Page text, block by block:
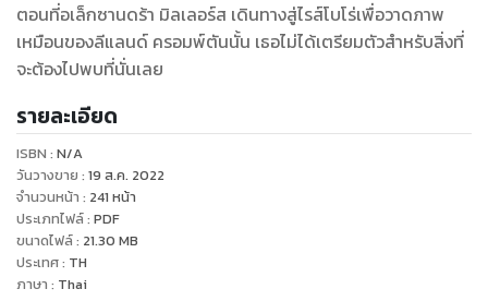
ตอนที่อเล็กซานดร้า มิลเลอร์ส เดินทางสู่ไรส์โบโร่เพื่อวาดภาพ
เหมือนของลีแลนด์ ครอมพ์ตันนั้น เธอไม่ได้เตรียมตัวสำหรับสิ่งที่
จะต้องไปพบที่นั่นเลย
รายละเอียด
ISBN : N/A
วันวางขาย : 19 ส.ค. 2022
จำนวนหน้า : 241 หน้า
ประเภทไฟล์: PDF
ขนาดไฟล์: 21.30 MB
ประเทศ: TH
ภาษา : Thai